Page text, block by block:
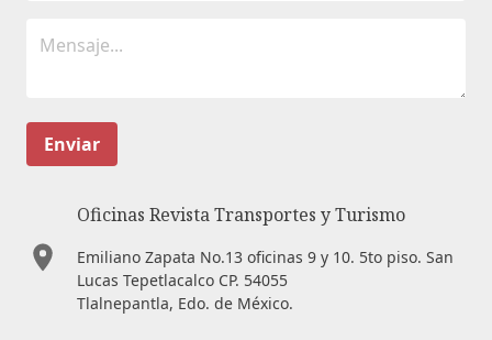
Enviar
Oficinas Revista Transportes y Turismo
Emiliano Zapata No.13 oficinas 9 y 10. 5to piso. San
Lucas Tepetlacalco CP. 54055
Tlalnepantla, Edo. de México.